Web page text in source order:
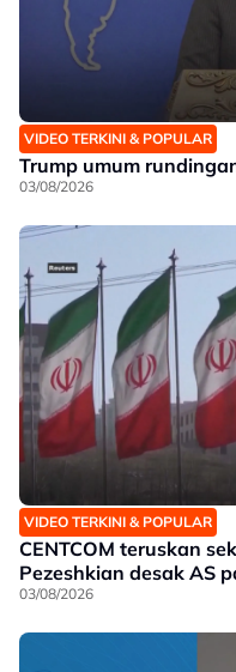
VIDEO TERKINI & POPULAR
Trump umum
03/08/2026
VIDEO TERKINI & POPULAR
CENTCOM teruskan
Pezeshkian desak AS
03/08/2026